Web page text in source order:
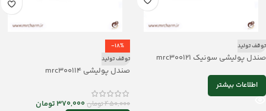
توقف تولید
صندل پولیشی سونیک mrc300121
اطلاعات بیشتر
-18%
توقف تولید
صندل پولیشی mrc300114
450,000تومان370,000تومان